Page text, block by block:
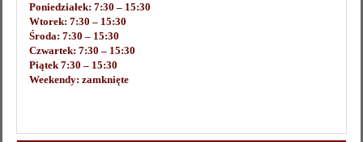
Poniedziałek: 7:30 – 15:30
Wtorek: 7:30 – 15:30
Środa: 7:30 – 15:30
Czwartek: 7:30 – 15:30
Piątek 7:30 – 15:30
Weekendy: zamknięte